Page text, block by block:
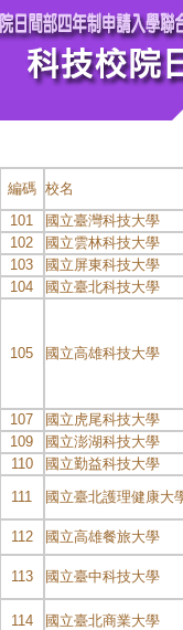
編碼 校名
101
國立臺灣科技大學
102
國立雲林科技大學
103
國立屏東科技大學
104
國立臺北科技大學
105 國立高雄科技大學
107
國立虎尾科技大學
109
國立澎湖科技大學
110
國立勤益科技大學
111
國立臺北護理健康大
112 國立高雄餐旅大學
113 國立臺中科技大學
114
國立臺北商業大學